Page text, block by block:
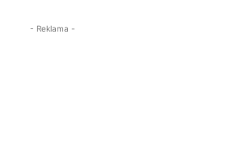
- Reklama -